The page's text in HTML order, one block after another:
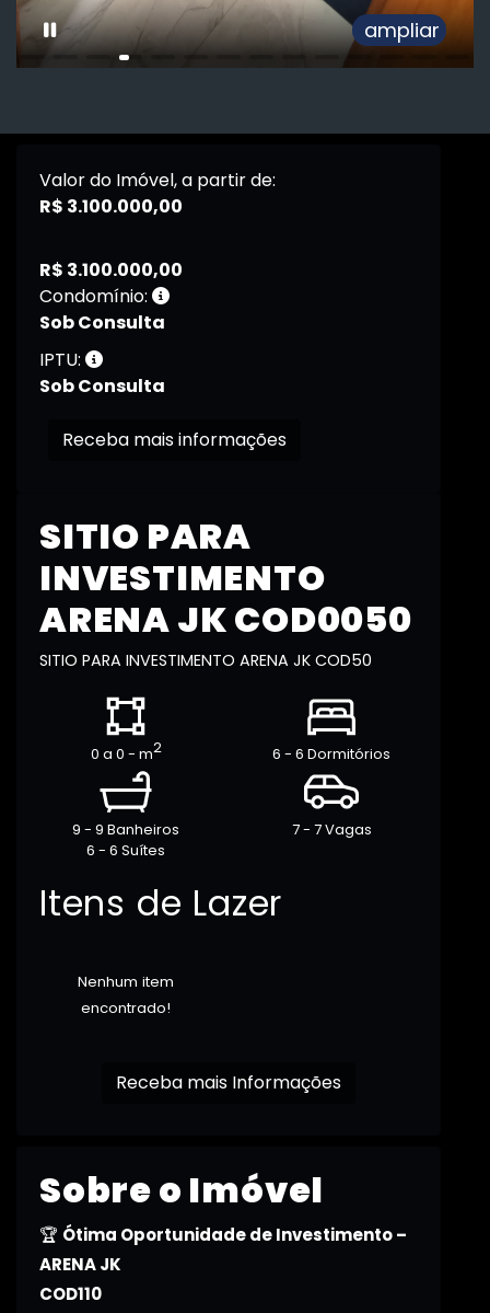
ampliar
SITIO PARA
INVESTIMENTO
ARENA JK COD0050
SITIO PARA INVESTIMENTO ARENA JK COD50
0 a 0 - m2 6 - 6 Dormitórios
9 - 9 Banheiros
6 - 6 Suítes
7 - 7 Vagas
Itens de Lazer
Nenhum item
encontrado!
Receba mais Informações
Sobre o Imóvel
🏆 Ótima Oportunidade de Investimento –
ARENA JK
COD110
Valor do Imóvel, a partir de:
R$ 3.100.000,00
R$ 3.100.000,00
Condomínio:
Sob Consulta
IPTU:
Sob Consulta
Receba mais informações